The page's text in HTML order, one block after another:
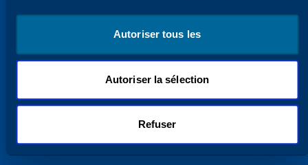
Autoriser tous les
Autoriser la sélection
Refuser
outils dont vous avez besoin pour réussir.
Voir notre centre d'innovation